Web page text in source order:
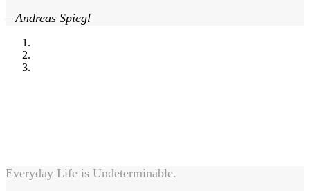
–Andreas Spiegl
Everyday Life is Undeterminable.